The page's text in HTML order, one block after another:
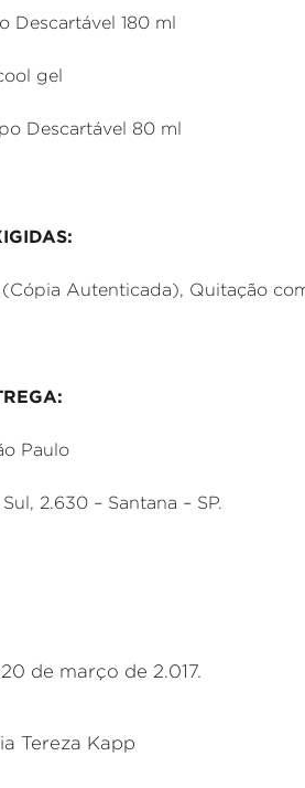
Descartável 180 ml
gel
Descartável 80 ml
Autenticada), Quitação
Paulo
2.630 – Santana – SP.
de março de 2.017.
Tereza Kapp